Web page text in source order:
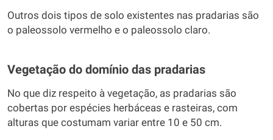
Outros dois tipos de solo existentes nas pradarias são
o paleossolo vermelho e o paleossolo claro.
Vegetação do domínio das pradarias
No que diz respeito à vegetação, as pradarias são
cobertas por espécies herbáceas e rasteiras, com
alturas que costumam variar entre 10 e 50 cm.